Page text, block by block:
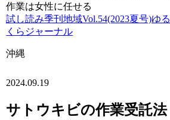
作業は女性に任せる
試し読み季刊地域Vol.54(2023夏号)ゆる
くらジャーナル
沖縄
2024.09.19
サトウキビの作業受託法